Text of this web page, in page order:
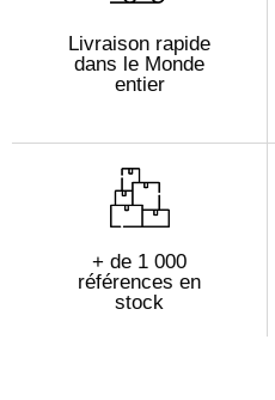
Livraison rapide
dans le Monde
entier
+ de 1 000
références en
stock